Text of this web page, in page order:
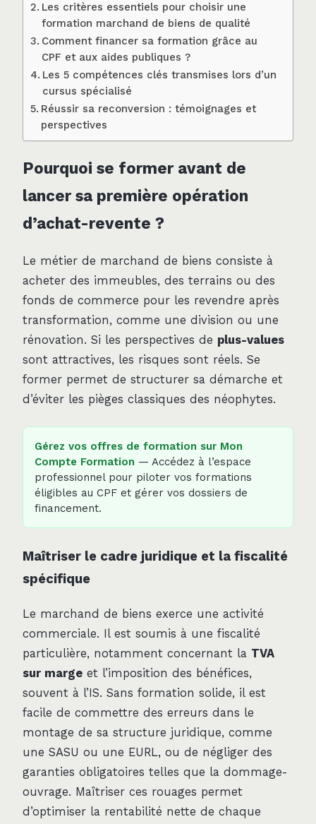
Les critères essentiels pour choisir une
formation marchand de biens de qualité
Comment financer sa formation grâce au
CPF et aux aides publiques ?
Les 5 compétences clés transmises lors d’un
cursus spécialisé
Réussir sa reconversion : témoignages et
perspectives
Pourquoi se former avant de
lancer sa première opération
d’achat-revente ?
Le métier de marchand de biens consiste à
acheter des immeubles, des terrains ou des
fonds de commerce pour les revendre après
transformation, comme une division ou une
rénovation. Si les perspectives de plus-values
sont attractives, les risques sont réels. Se
former permet de structurer sa démarche et
d’éviter les pièges classiques des néophytes.
Gérez vos offres de formation sur Mon
Compte Formation — Accédez à l’espace
professionnel pour piloter vos formations
éligibles au CPF et gérer vos dossiers de
financement.
Maîtriser le cadre juridique et la fiscalité
spécifique
Le marchand de biens exerce une activité
commerciale. Il est soumis à une fiscalité
particulière, notamment concernant la TVA
sur marge et l’imposition des bénéfices,
souvent à l’IS. Sans formation solide, il est
facile de commettre des erreurs dans le
montage de sa structure juridique, comme
une SASU ou une EURL, ou de négliger des
garanties obligatoires telles que la dommage-
ouvrage. Maîtriser ces rouages permet
d’optimiser la rentabilité nette de chaque